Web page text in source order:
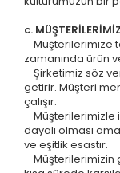
c.
Müşterilerimize
zamanında ürün
Şirketimiz söz
getirir. Müşteri
çalışır.
Müşterilerimizle
dayalı olması
ve eşitlik esastır.
Müşterilerimizin